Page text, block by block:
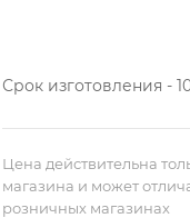
Срок изготовления -
Цена действительна
магазина и может
розничных магазинах